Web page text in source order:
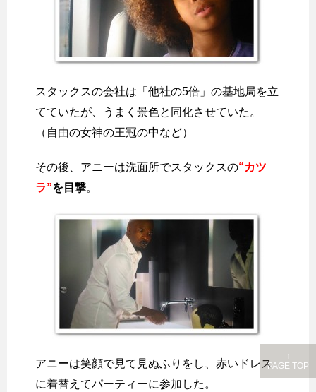
スタックスの会社は「他社の5倍」の基地局を立
てていたが、うまく景色と同化させていた。
（自由の女神の王冠の中など）
その後、アニーは洗面所でスタックスの“カツ
ラ”を目撃。
アニーは笑顔で見て見ぬふりをし、赤いドレス
に着替えてパーティーに参加した。
↑
PAGE TOP